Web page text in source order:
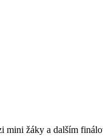
žáky a dalším